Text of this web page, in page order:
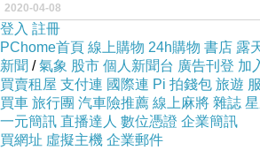
2020-04-08
登入 註冊
PChome首頁 線上購物 24h購物 書店 露
新聞 /氣象 股市 個人新聞台 廣告刊登 加
買賣租屋 支付連 國際連 Pi 拍錢包 旅遊
買車 旅行團 汽車險推薦 線上麻將 雜誌
一元簡訊 直播達人 數位憑證 企業簡訊
買網址 虛擬主機 企業郵件